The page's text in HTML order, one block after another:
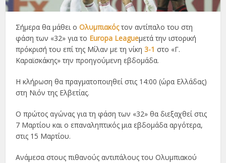
Σήμερα θα μάθει οΟλυμπιακός τον αντίπαλο του στη
φάση των «32» για το Europa Leagueμετά την ιστορική
πρόκρισή του επί της Μίλαν με τη νίκη3-1 στο «Γ.
Καραϊσκάκης» την προηγούμενη εβδομάδα.
Η κλήρωση θα πραγματοποιηθεί στις 14:00 (ώρα Ελλάδας)
στη Νιόν της Ελβετίας.
Ο πρώτος αγώνας για τη φάση των «32» θα διεξαχθεί στις
7 Μαρτίου και ο επαναληπτικός μια εβδομάδα αργότερα,
στις 15 Μαρτίου.
Ανάμεσα στους πιθανούς αντιπάλους του Ολυμπιακού